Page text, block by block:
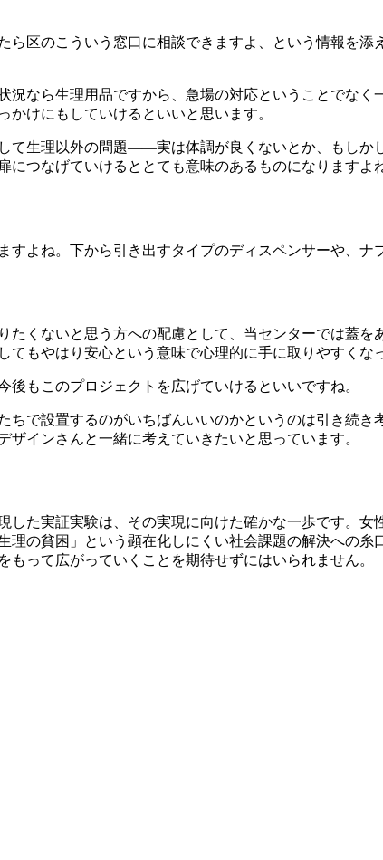
区のこういう窓口に相談できますよ、という情報を添
なら生理用品ですから、急場の対応ということでなく
けにもしていけるといいと思います。
て生理以外の問題——実は体調が良くないとか、もしか
つなげていけるととても意味のあるものになりますよ
よね。下から引き出すタイプのディスペンサーや、ナ
くないと思う方への配慮として、当センターでは蓋を
もやはり安心という意味で心理的に手に取りやすくな
もこのプロジェクトを広げていけるといいですね。
で設置するのがいちばんいいのかというのは引き続き
インさんと一緒に考えていきたいと思っています。
た実証実験は、その実現に向けた確かな一歩です。女
の貧困」という顕在化しにくい社会課題の解決への糸
って広がっていくことを期待せずにはいられません。